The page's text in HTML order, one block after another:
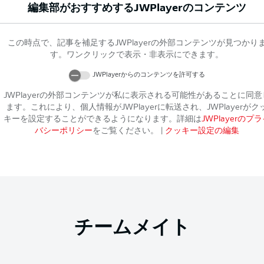
編集部がおすすめするJWPlayerのコンテンツ
この時点で、記事を補足するJWPlayerの外部コンテンツが見つかりま
す。ワンクリックで表示・非表示にできます。
JWPlayerからのコンテンツを許可する
JWPlayerの外部コンテンツが私に表示される可能性があることに同意
ます。これにより、個人情報がJWPlayerに転送され、 JWPlayerがク
キーを設定することができるようになります。詳細はJWPlayerのプラ
バシーポリシーをご覧ください。 クッキー設定の編集
チームメイト